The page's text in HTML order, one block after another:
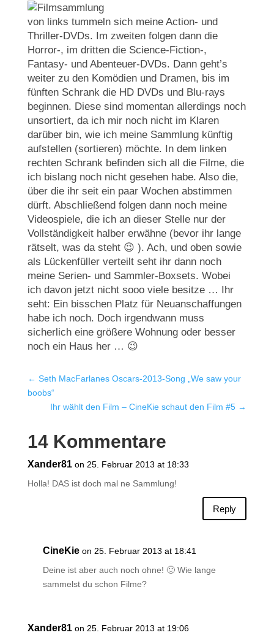
von links tummeln sich meine Action- und
Thriller-DVDs. Im zweiten folgen dann die
Horror-, im dritten die Science-Fiction-,
Fantasy- und Abenteuer-DVDs. Dann geht’s
weiter zu den Komödien und Dramen, bis im
fünften Schrank die HD DVDs und Blu-rays
beginnen. Diese sind momentan allerdings noch
unsortiert, da ich mir noch nicht im Klaren
darüber bin, wie ich meine Sammlung künftig
aufstellen (sortieren) möchte. In dem linken
rechten Schrank befinden sich all die Filme, die
ich bislang noch nicht gesehen habe. Also die,
über die ihr seit ein paar Wochen abstimmen
dürft. Abschließend folgen dann noch meine
Videospiele, die ich an dieser Stelle nur der
Vollständigkeit halber erwähne (bevor ihr lange
rätselt, was da steht 😉 ). Ach, und oben sowie
als Lückenfüller verteilt seht ihr dann noch
meine Serien- und Sammler-Boxsets. Wobei
ich davon jetzt nicht sooo viele besitze … Ihr
seht: Ein bisschen Platz für Neuanschaffungen
habe ich noch. Doch irgendwann muss
sicherlich eine größere Wohnung oder besser
noch ein Haus her … 😉
← Seth MacFarlanes Oscars-2013-Song „We saw your
boobs“
Ihr wählt den Film – CineKie schaut den Film #5 →
14 Kommentare
Xander81 on 25. Februar 2013 at 18:33
Holla! DAS ist doch mal ne Sammlung!
Reply
CineKie on 25. Februar 2013 at 18:41
Deine ist aber auch noch ohne! 🙂 Wie lange
sammelst du schon Filme?
Xander81 on 25. Februar 2013 at 19:06